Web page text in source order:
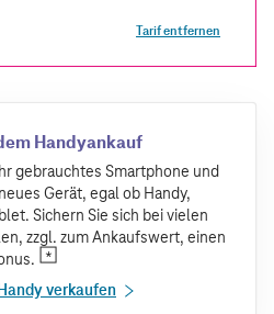
Tarif entfernen
Handyankauf
gebrauchtes Smartphone und
Gerät, egal ob Handy,
Sichern Sie sich bei vielen
zzgl. zum Ankaufswert, einen
verkaufen